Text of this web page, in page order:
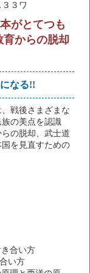
３ワ
がとてつも
からの脱却
なる!!
戦後さまざまな
の美点を認識
の脱却、武士道
を見直すための
合い方
い方